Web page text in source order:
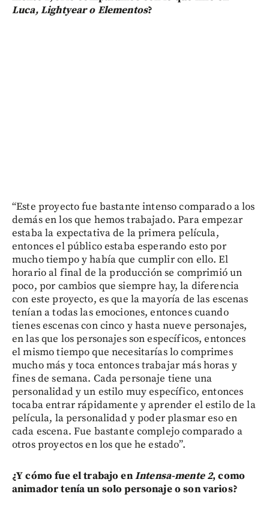
Luca, Lightyear o Elementos?
“Este proyecto fue bastante intenso comparado a los
demás en los que hemos trabajado. Para empezar
estaba la expectativa de la primera película,
entonces el público estaba esperando esto por
mucho tiempo y había que cumplir con ello. El
horario al final de la producción se comprimió un
poco, por cambios que siempre hay, la diferencia
con este proyecto, es que la mayoría de las escenas
tenían a todas las emociones, entonces cuando
tienes escenas con cinco y hasta nueve personajes,
en las que los personajes son específicos, entonces
el mismo tiempo que necesitarías lo comprimes
mucho más y toca entonces trabajar más horas y
fines de semana. Cada personaje tiene una
personalidad y un estilo muy específico, entonces
tocaba entrar rápidamente y aprender el estilo de la
película, la personalidad y poder plasmar eso en
cada escena. Fue bastante complejo comparado a
otros proyectos en los que he estado”.
¿Y cómo fue el trabajo enIntensa-mente 2, como
animador tenía un solo personaje o son varios?